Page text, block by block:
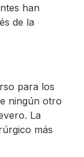
han
de la
para los
ningún otro
La
más